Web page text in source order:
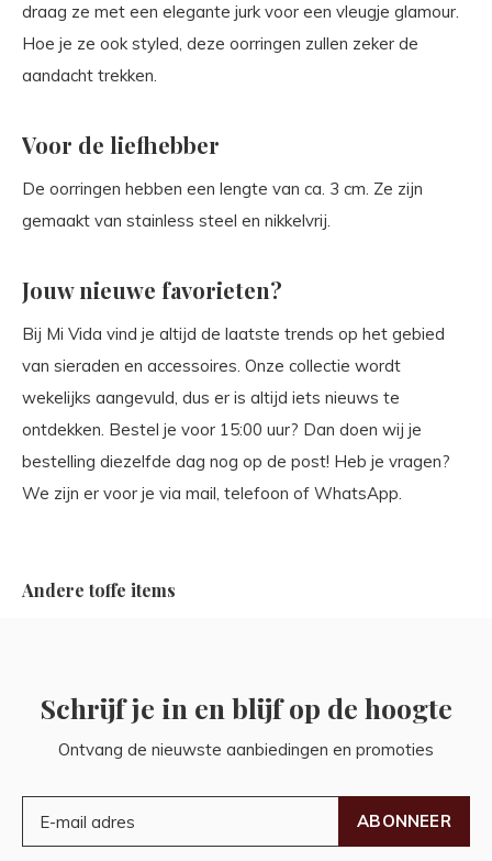
draag ze met een elegante jurk voor een vleugje glamour.
Hoe je ze ook styled, deze oorringen zullen zeker de
aandacht trekken.
Voor de liefhebber
De oorringen hebben een lengte van ca. 3 cm. Ze zijn
gemaakt van stainless steel en nikkelvrij.
Jouw nieuwe favorieten?
Bij Mi Vida vind je altijd de laatste trends op het gebied
van sieraden en accessoires. Onze collectie wordt
wekelijks aangevuld, dus er is altijd iets nieuws te
ontdekken. Bestel je voor 15:00 uur? Dan doen wij je
bestelling diezelfde dag nog op de post! Heb je vragen?
We zijn er voor je via mail, telefoon of WhatsApp.
Andere toffe items
Schrijf je in en blijf op de hoogte
Ontvang de nieuwste aanbiedingen en promoties
ABONNEER